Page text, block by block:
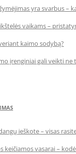
yra svarbus –
vaikams –
kaimo sodybą?
įrenginiai gali veikti ne
ieškote – visas
keičiamos vasarai –